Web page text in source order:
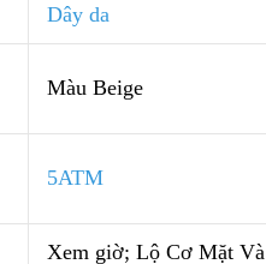
Dây da
Màu Beige
5ATM
Xem giờ; Lộ Cơ Mặt Và